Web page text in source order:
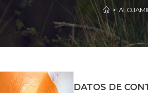
>
DATOS DE